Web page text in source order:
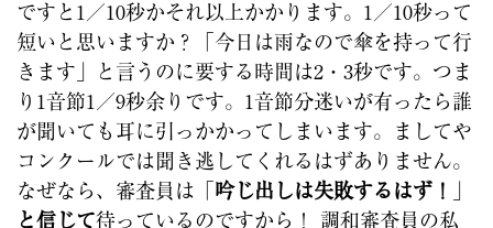
ですと1／10秒かそれ以上かかります。1／10秒って
短いと思いますか？「今日は雨なので傘を持って行
きます」と言うのに要する時間は2・3秒です。つま
り1音節1／9秒余りです。1音節分迷いが有ったら誰
が聞いても耳に引っかかってしまいます。ましてや
コンクールでは聞き逃してくれるはずありません。
なぜなら、審査員は「 吟じ出しは失敗するはず！
と信じて待っているのですから！ 調和審査員の私